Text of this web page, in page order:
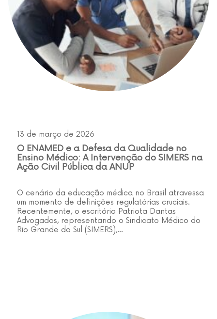
13 de março de 2026
O ENAMED e a Defesa da Qualidade no
Ensino Médico: A Intervenção do SIMERS na
Ação Civil Pública da ANUP
O cenário da educação médica no Brasil atravessa
um momento de definições regulatórias cruciais.
Recentemente, o escritório Patriota Dantas
Advogados, representando o Sindicato Médico do
Rio Grande do Sul (SIMERS),…